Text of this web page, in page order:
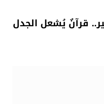
قرآنٌ يُشعل الجدل